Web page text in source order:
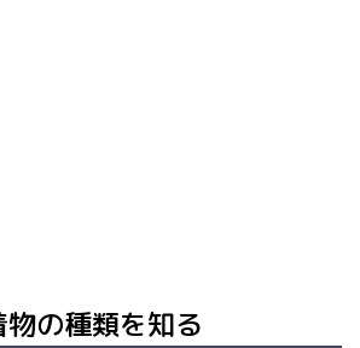
の種類を知る